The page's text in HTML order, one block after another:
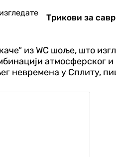
Трикови за
из WC шоље, што
атмосферског и
невремена у Сплиту,